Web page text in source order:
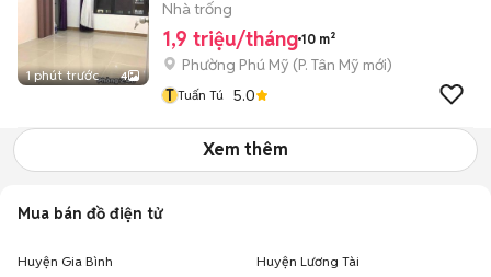
1 phút trước 4
Nhà trống
1,9 triệu/tháng 10 m²
Phường Phú Mỹ (P. Tân Mỹ mới)
T Tuấn Tú 5.0
Xem thêm
Mua bán đồ điện tử
Huyện Gia Bình Huyện Lương Tài